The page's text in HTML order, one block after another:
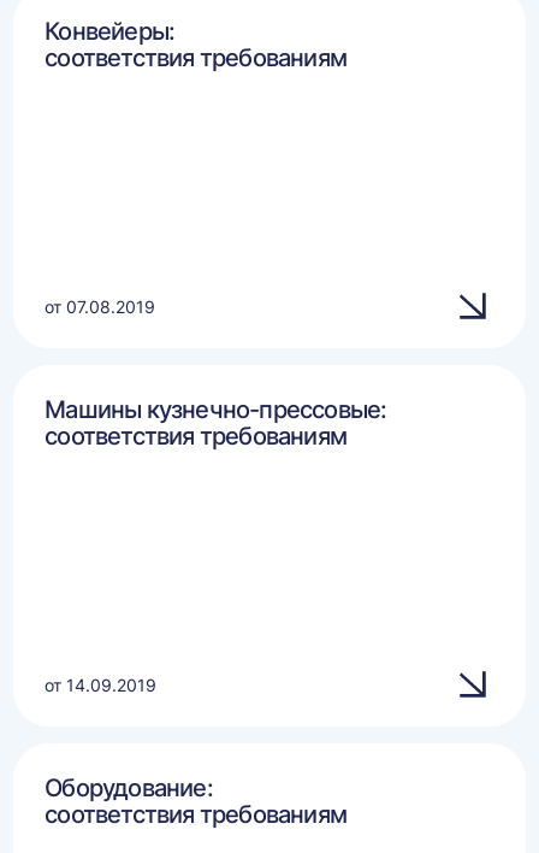
Конвейеры:
соответствия требованиям
от 07.08.2019
Машины кузнечно-прессовые:
соответствия требованиям
от 14.09.2019
Оборудование:
соответствия требованиям